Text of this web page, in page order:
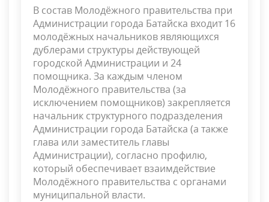
В состав Молодёжного правительства при
Администрации города Батайска входит 16
молодёжных начальников являющихся
дублерами структуры действующей
городской Администрации и 24
помощника. За каждым членом
Молодёжного правительства (за
исключением помощников) закрепляется
начальник структурного подразделения
Администрации города Батайска (а также
глава или заместитель главы
Администрации), согласно профилю,
который обеспечивает взаимдействие
Молодёжного правительства с органами
муниципальной власти.